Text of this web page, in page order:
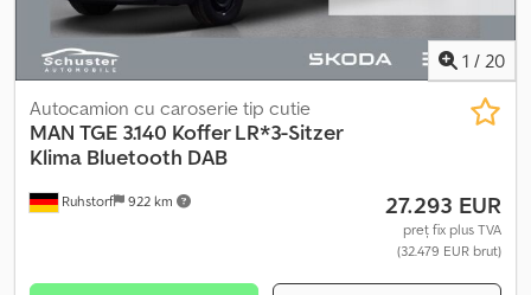
1 / 20
Ruhstorf 922 km
Autocamion cu caroserie tip cutie
MAN TGE 3.140 Koffer LR*3-Sitzer
Klima Bluetooth DAB
27.293 EUR
preț fix plus TVA
(32.479 EUR brut)